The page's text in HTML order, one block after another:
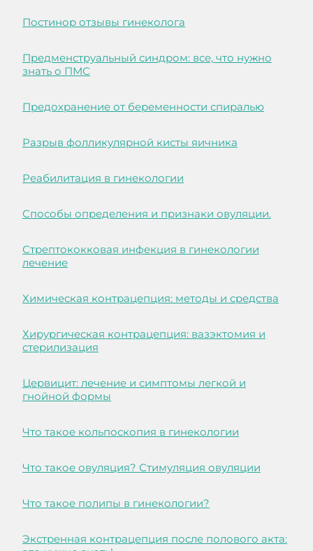
Постинор отзывы гинеколога
Предменструальный синдром: все, что нужно
знать о ПМС
Предохранение от беременности спиралью
Разрыв фолликулярной кисты яичника
Реабилитация в гинекологии
Способы определения и признаки овуляции.
Стрептококковая инфекция в гинекологии
лечение
Химическая контрацепция: методы и средства
Хирургическая контрацепция: вазэктомия и
стерилизация
Цервицит: лечение и симптомы легкой и
гнойной формы
Что такое кольпоскопия в гинекологии
Что такое овуляция? Стимуляция овуляции
Что такое полипы в гинекологии?
Экстренная контрацепция после полового акта: